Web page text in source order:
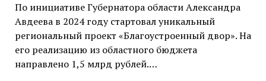
По инициативе Губернатора области Александра
Авдеева в 2024 году стартовал уникальный
региональный проект «Благоустроенный двор». На
его реализацию из областного бюджета
направлено 1,5 млрд рублей.…